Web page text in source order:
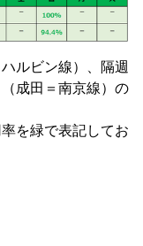
ルビン線）、隔週
成田＝南京線）の
を緑で表記してお